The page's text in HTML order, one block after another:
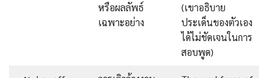
หรือผลลัพธ์
เฉพาะอย่าง
(เขาอธิบาย
ประเด็นของตัวเอง
ได้ไม่ชัดเจนในการ
สอบพูด)